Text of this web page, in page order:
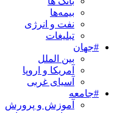
بیمه‌ها
نفت و انرژی
تبلیغات
#جهان
بین الملل
آمریکا و اروپا
آسیای غربی
#جامعه
آموزش و پرورش